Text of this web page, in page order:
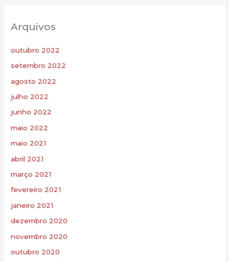
Arquivos
outubro 2022
setembro 2022
agosto 2022
julho 2022
junho 2022
maio 2022
maio 2021
abril 2021
março 2021
fevereiro 2021
janeiro 2021
dezembro 2020
novembro 2020
outubro 2020